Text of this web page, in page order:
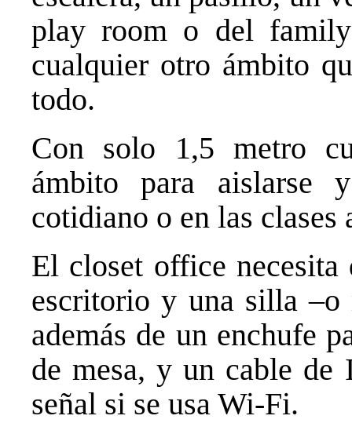
play room o del
cualquier otro ámbito
todo.
Con solo 1,5 metro
ámbito para aislarse
cotidiano o en las clases
El closet office necesita
escritorio y una silla –o
además de un enchufe
de mesa, y un cable de
señal si se usa Wi-Fi.